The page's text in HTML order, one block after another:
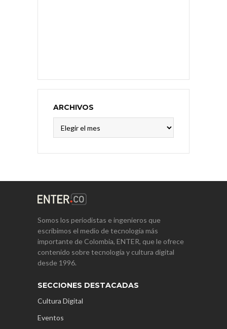
ARCHIVOS
Somos los periodistas e ingenieros que
escribimos el medio de tecnología más
importante de Colombia, ENTER, que le ofrece
contenido sobre tecnología y cultura digital
desde 1996.
SECCIONES DESTACADAS
Cultura Digital
Eventos